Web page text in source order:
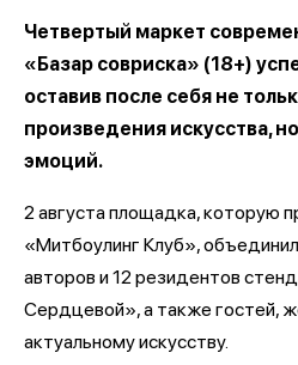
Четвертый маркет
«Базар совриска» (18+)
оставив после себя не
произведения искусства,
эмоций.
2 августа площадка, которую
«Митбоулинг Клуб»,
авторов и 12 резидентов
Сердцевой», а также гостей,
актуальному искусству.